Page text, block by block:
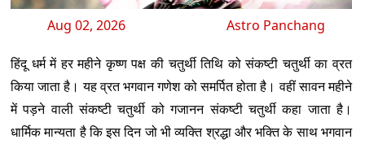
Aug 02, 2026 Astro Panchang
हिंदू धर्म में हर महीने कृष्ण पक्ष की चतुर्थी तिथि को संकष्टी चतुर्थी का व्रत
किया जाता है। यह व्रत भगवान गणेश को समर्पित होता है। वहीं सावन महीने
में पड़ने वाली संकष्टी चतुर्थी को गजानन संकष्टी चतुर्थी कहा जाता है।
धार्मिक मान्यता है कि इस दिन जो भी व्यक्ति श्रद्धा और भक्ति के साथ भगवान